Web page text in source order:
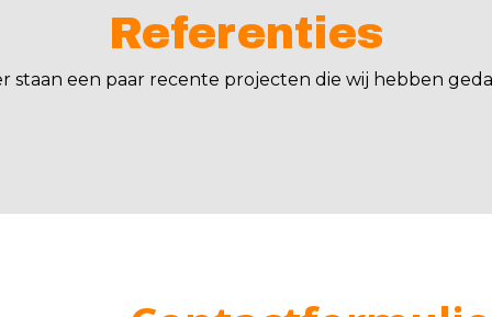
Referenties
staan een paar recente projecten die wij hebben